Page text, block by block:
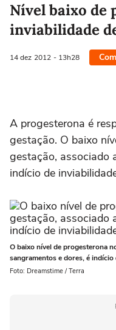
Nível baixo de
inviabilidade
14 dez 2012 - 13h28
A progesterona é
gestação. O baixo
gestação, associado
indício de
O baixo nível de progesterona
sangramentos e dores, é
Foto: Dreamstime / Terra